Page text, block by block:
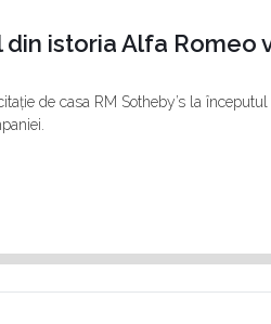
istoria Alfa Romeo
de casa RM Sotheby’s la